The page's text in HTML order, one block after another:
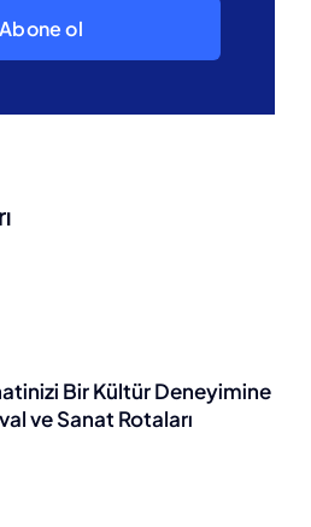
Abone ol
Bir Kültür Deneyimine
ve Sanat Rotaları